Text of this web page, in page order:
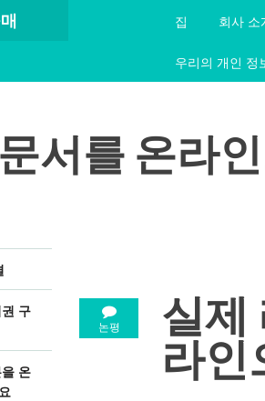
집 회사 소
우리의 개인 정
서를 온라
논평
실제
라인
구
온